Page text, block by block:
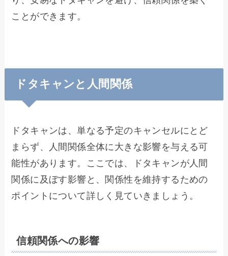
ことができます。
ドタキャンと人間関係
ドタキャンは、単なる予定のキャンセルにとど
まらず、人間関係全体に大きな影響を与える可
能性があります。ここでは、ドタキャンが人間
関係に及ぼす影響と、関係性を維持するための
ポイントについて詳しく見ていきましょう。
信頼関係への影響